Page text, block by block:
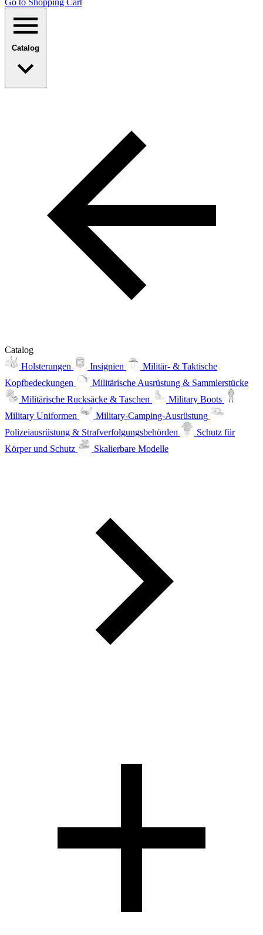
Go to Shopping Сart
Catalog
Catalog
Holsterungen
Insignien
Militär- & Taktische
Kopfbedeckungen
Militärische Ausrüstung & Sammlerstücke
Militärische Rucksäcke & Taschen
Military Boots
Military Uniformen
Military-Camping-Ausrüstung
Polizeiausrüstung & Strafverfolgungsbehörden
Schutz für
Körper und Schutz
Skalierbare Modelle